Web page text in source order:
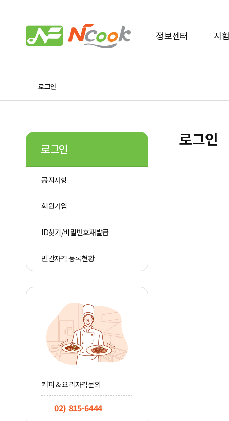
정보센터 시
로그인
로그인
공지사항
회원가입
ID찾기/비밀번호재발급
민간자격 등록현황
커피 & 요리자격문의
02) 815-6444
로그인